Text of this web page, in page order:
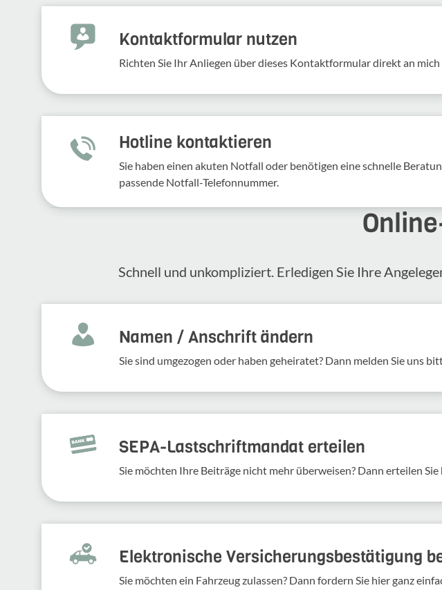
Kontakt­for­mular nutzen
Richten Sie Ihr Anliegen über dieses Kontakt­for­mular direkt an
Hotline kontaktieren
Sie haben einen akuten Notfall oder benötigen eine schnelle
passende Notfall-Telefonnummer.
Schnell und unkompliziert. Erledigen Sie Ihre
Namen / Anschrift ändern
Sie sind umgezogen oder haben geheiratet? Dann melden Sie uns
SEPA-Lastschriftmandat erteilen
Sie möchten Ihre Beiträge nicht mehr überweisen? Dann erteilen
Elek­tro­ni­sche Versi­che­rungs­be­stä­ti­gung
Sie möchten ein Fahr­zeug zulassen? Dann fordern Sie hier ganz